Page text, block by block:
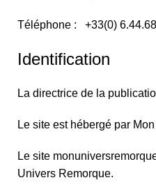
Téléphone : +33(0)
Identification
La directrice de la
Le site est hébergé par
Le site
Univers Remorque.